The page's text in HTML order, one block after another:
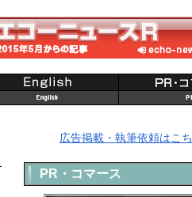
広告掲載・執筆依頼はこ
PR・コマース